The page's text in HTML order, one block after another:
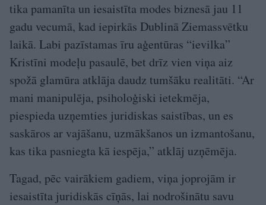
tika pamanīta un iesaistīta modes biznesā jau 11
gadu vecumā, kad iepirkās Dublinā Ziemassvētku
laikā. Labi pazīstamas īru aģentūras “ievilka”
Kristīni modeļu pasaulē, bet drīz vien viņa aiz
spožā glamūra atklāja daudz tumšāku realitāti. “Ar
mani manipulēja, psiholoģiski ietekmēja,
piespieda uzņemties juridiskas saistības, un es
saskāros ar vajāšanu, uzmākšanos un izmantošanu,
kas tika pasniegta kā iespēja,” atklāj uzņēmēja.
Tagad, pēc vairākiem gadiem, viņa joprojām ir
iesaistīta juridiskās cīņās, lai nodrošinātu savu